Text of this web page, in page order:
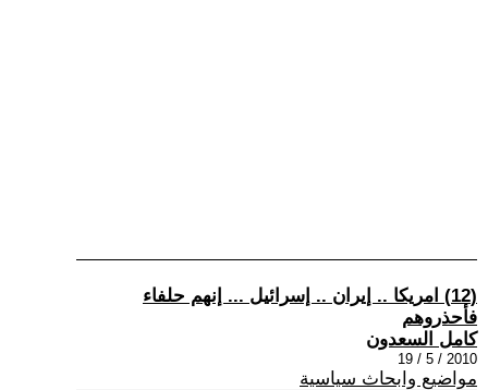
(12) امريكا .. إيران .. إسرائيل ... إنهم حلفاء
فأحذروهم
كامل السعدون
2010 / 5 / 19
مواضيع وابحاث سياسية